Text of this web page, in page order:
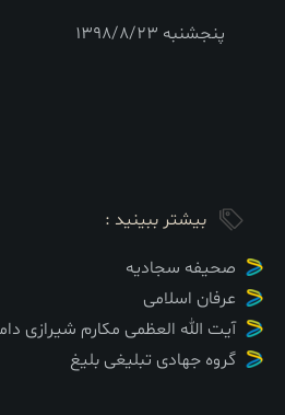
پنجشنبه 1398/8/23
بیشتر ببینید :
صحیفه سجادیه
عرفان اسلامی
آیت الله العظمی مکارم شیرازی
گروه جهادی تبلیغی بلیغ